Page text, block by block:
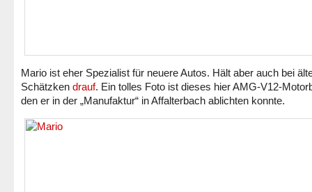
Mario ist eher Spezialist für neuere Autos. Hält aber auch bei
Schätzken drauf. Ein tolles Foto ist dieses hier AMG-V12-
den er in der „Manufaktur“ in Affalterbach ablichten konnte.